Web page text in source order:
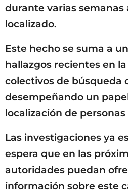
durante varias semanas
localizado.
Este hecho se suma a
hallazgos recientes en
colectivos de búsqueda
desempeñando un
localización de
Las investigaciones ya
espera que en las
autoridades puedan
información sobre este